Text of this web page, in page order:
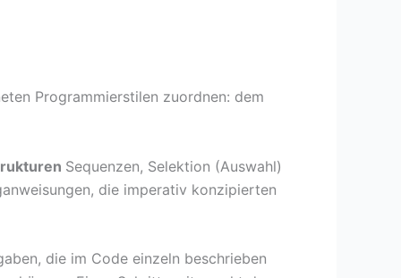
Programmierstilen zuordnen: dem
Sequenzen, Selektion (Auswahl)
die imperativ konzipierten
die im Code einzeln beschrieben